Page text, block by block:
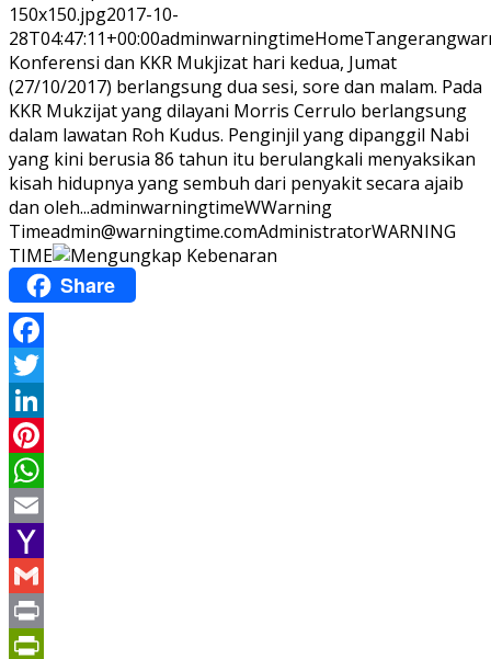
150x150.jpg2017-10-
28T04:47:11+00:00adminwarningtimeHome
Konferensi dan KKR Mukjizat hari kedua, Jumat
(27/10/2017) berlangsung dua sesi, sore dan malam. Pada
KKR Mukzijat yang dilayani Morris Cerrulo berlangsung
dalam lawatan Roh Kudus. Penginjil yang dipanggil Nabi
yang kini berusia 86 tahun itu berulangkali menyaksikan
kisah hidupnya yang sembuh dari penyakit secara ajaib
dan oleh...adminwarningtimeWWarning
Timeadmin@warningtime.comAdministratorWARNING
TIME
Share
Facebook
Twitter
LinkedIn
Pinterest
WhatsApp
Email
Yahoo
Mail
Gmail
Print